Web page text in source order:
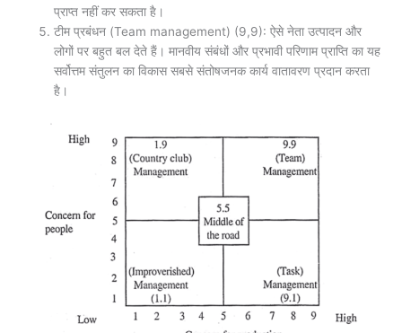
प्राप्त नहीं कर सकता है।
टीम प्रबंधन (Team management) (9,9): ऐसे नेता उत्पादन और
लोगों पर बहुत बल देते हैं। मानवीय संबंधों और प्रभावी परिणाम प्राप्ति का यह
सर्वोत्तम संतुलन का विकास सबसे संतोषजनक कार्य वातावरण प्रदान करता
है।